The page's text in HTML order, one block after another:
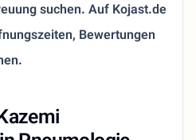
suchen. Auf Kojast.de
Bewertungen